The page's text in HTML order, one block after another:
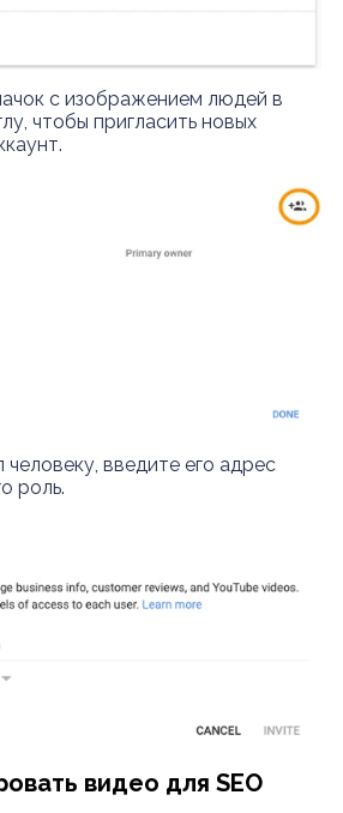
с изображением людей в
чтобы пригласить новых
введите его адрес
роль.
видео для SEO